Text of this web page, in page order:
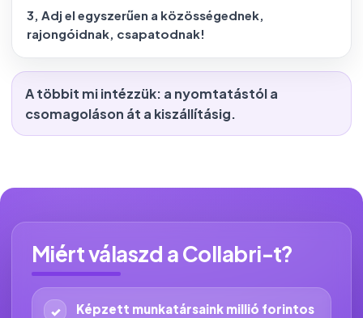
3, Adj el egyszerűen a közösségednek,
rajongóidnak, csapatodnak!
A többit mi intézzük: a nyomtatástól a
csomagoláson át a kiszállításig.
Miért válaszd a Collabri-t?
Képzett munkatársaink millió forintos